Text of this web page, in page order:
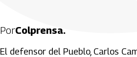
PorColprensa.
El defensor del Pueblo, Carlos